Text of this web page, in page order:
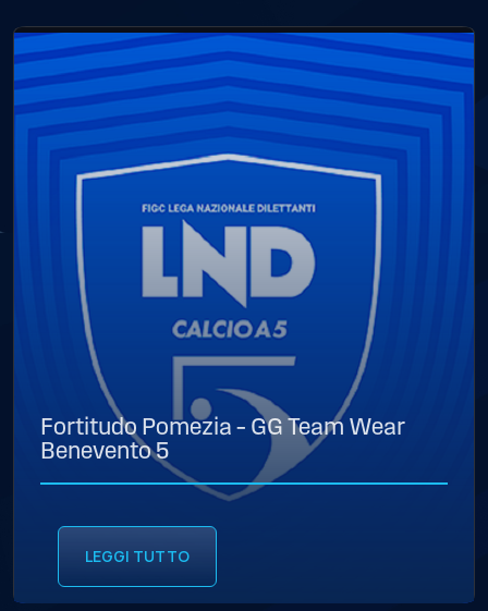
Fortitudo Pomezia – GG Team Wear
Benevento 5
LEGGI TUTTO